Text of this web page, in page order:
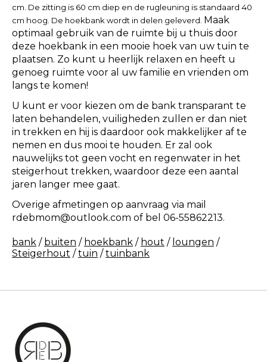
cm. De zitting is 60 cm diep en de rugleuning is standaard 40
cm hoog. De hoekbank wordt in delen geleverd. Maak
optimaal gebruik van de ruimte bij u thuis door
deze hoekbank in een mooie hoek van uw tuin te
plaatsen. Zo kunt u heerlijk relaxen en heeft u
genoeg ruimte voor al uw familie en vrienden om
langs te komen!
U kunt er voor kiezen om de bank transparant te
laten behandelen, vuiligheden zullen er dan niet
in trekken en hij is daardoor ook makkelijker af te
nemen en dus mooi te houden. Er zal ook
nauwelijks tot geen vocht en regenwater in het
steigerhout trekken, waardoor deze een aantal
jaren langer mee gaat.
Overige afmetingen op aanvraag via mail
rdebmom@outlook.com of bel 06-55862213.
bank / buiten / hoekbank / hout / loungen /
Steigerhout /tuin /tuinbank